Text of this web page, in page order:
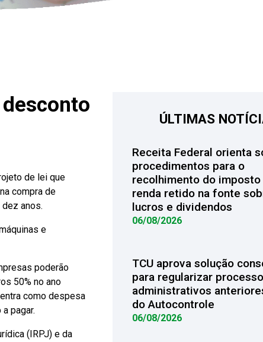
de lei que
compra de
anos.
e
poderão
50% no ano
como despesa
pagar.
(IRPJ) e da
ÚLTIMAS
Receita Federal orienta
procedimentos para o
recolhimento do imposto
renda retido na fonte
lucros e dividendos
06/08/2026
TCU aprova solução
para regularizar
administrativos
do Autocontrole
06/08/2026